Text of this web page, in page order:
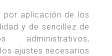
por aplicación de los
y de sencillez de
administrativos,
ajustes necesarios